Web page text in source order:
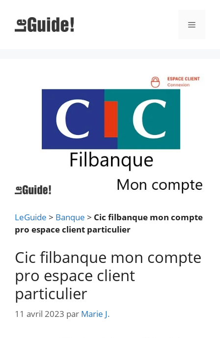
contenu
Menu
LeGuide > Banque > Cic filbanque mon compte
pro espace client particulier
Cic filbanque mon compte
pro espace client
particulier
11 avril 2023 par Marie J.